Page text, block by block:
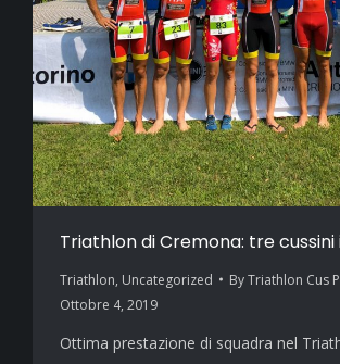
Triathlon di Cremona: tre cussini
Triathlon, Uncategorized ByTriathlon Cus
Ottobre 4, 2019
Ottima prestazione di squadra nel